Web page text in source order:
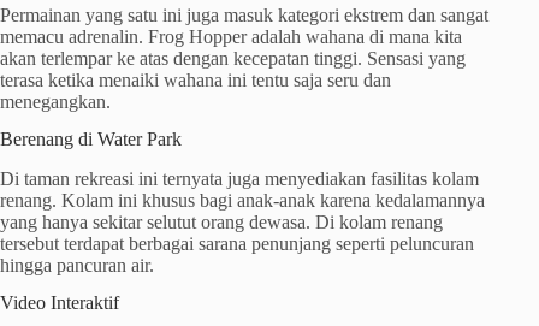
Permainan yang satu ini juga masuk kategori ekstrem dan sangat
memacu adrenalin. Frog Hopper adalah wahana di mana kita
akan terlempar ke atas dengan kecepatan tinggi. Sensasi yang
terasa ketika menaiki wahana ini tentu saja seru dan
menegangkan.
Berenang di Water Park
Di taman rekreasi ini ternyata juga menyediakan fasilitas kolam
renang. Kolam ini khusus bagi anak-anak karena kedalamannya
yang hanya sekitar selutut orang dewasa. Di kolam renang
tersebut terdapat berbagai sarana penunjang seperti peluncuran
hingga pancuran air.
Video Interaktif